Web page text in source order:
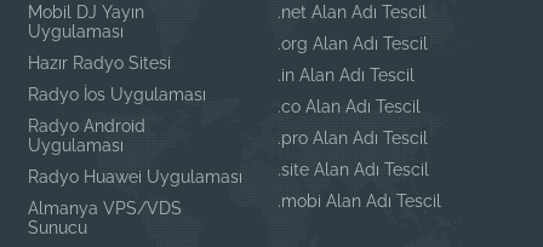
Mobil DJ Yayın
Uygulaması
Hazır Radyo Sitesi
Radyo İos Uygulaması
Radyo Android
Uygulaması
Radyo Huawei Uygulaması
Almanya VPS/VDS
Sunucu
.net Alan Adı Tescil
.org Alan Adı Tescil
.in Alan Adı Tescil
.co Alan Adı Tescil
.pro Alan Adı Tescil
.site Alan Adı Tescil
.mobi Alan Adı Tescil